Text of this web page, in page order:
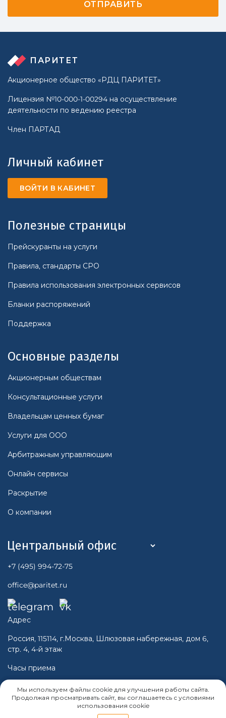
Мы используем файлы cookie для улучшения работы сайта.
Продолжая просматривать сайт, вы соглашаетесь с условиями
использования cookie
ПАРИТЕТ
Акционерное общество «РДЦ ПАРИТЕТ»
Лицензия №10-000-1-00294 на осуществление
деятельности по ведению реестра
Член ПАРТАД
Личный кабинет
ВОЙТИ В КАБИНЕТ
Полезные страницы
Прейскуранты на услуги
Правила, стандарты СРО
Правила использования электронных сервисов
Бланки распоряжений
Поддержка
Основные разделы
Акционерным обществам
Консультационные услуги
Владельцам ценных бумаг
Услуги для ООО
Арбитражным управляющим
Онлайн сервисы
Раскрытие
О компании
+7 (495) 994-72-75
office@paritet.ru
Адрес
Россия, 115114, г.Москва, Шлюзовая набережная, дом 6,
стр. 4, 4-й этаж
Часы приема
Пн-Чт 10:00 - 16:00
Пт 10:00 -15:00